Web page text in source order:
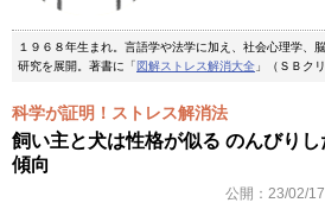
１９６８年生まれ。言語学や法学に加え、社会心理学、
研究を展開。著書に「 図解ストレス解消大全 」（ＳＢク
科学が証明！ストレス解消法
飼い主と犬は性格が似る のんびり
傾向
公開： 23/02/